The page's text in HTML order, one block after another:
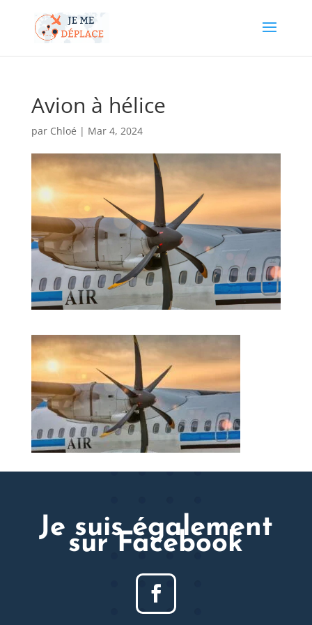
Avion à hélice
par Chloé | Mar 4, 2024
Je suis également
sur Facebook